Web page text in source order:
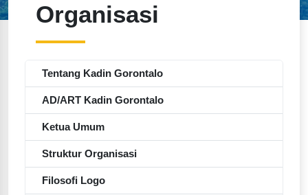
Organisasi
Tentang Kadin Gorontalo
AD/ART Kadin Gorontalo
Ketua Umum
Struktur Organisasi
Filosofi Logo